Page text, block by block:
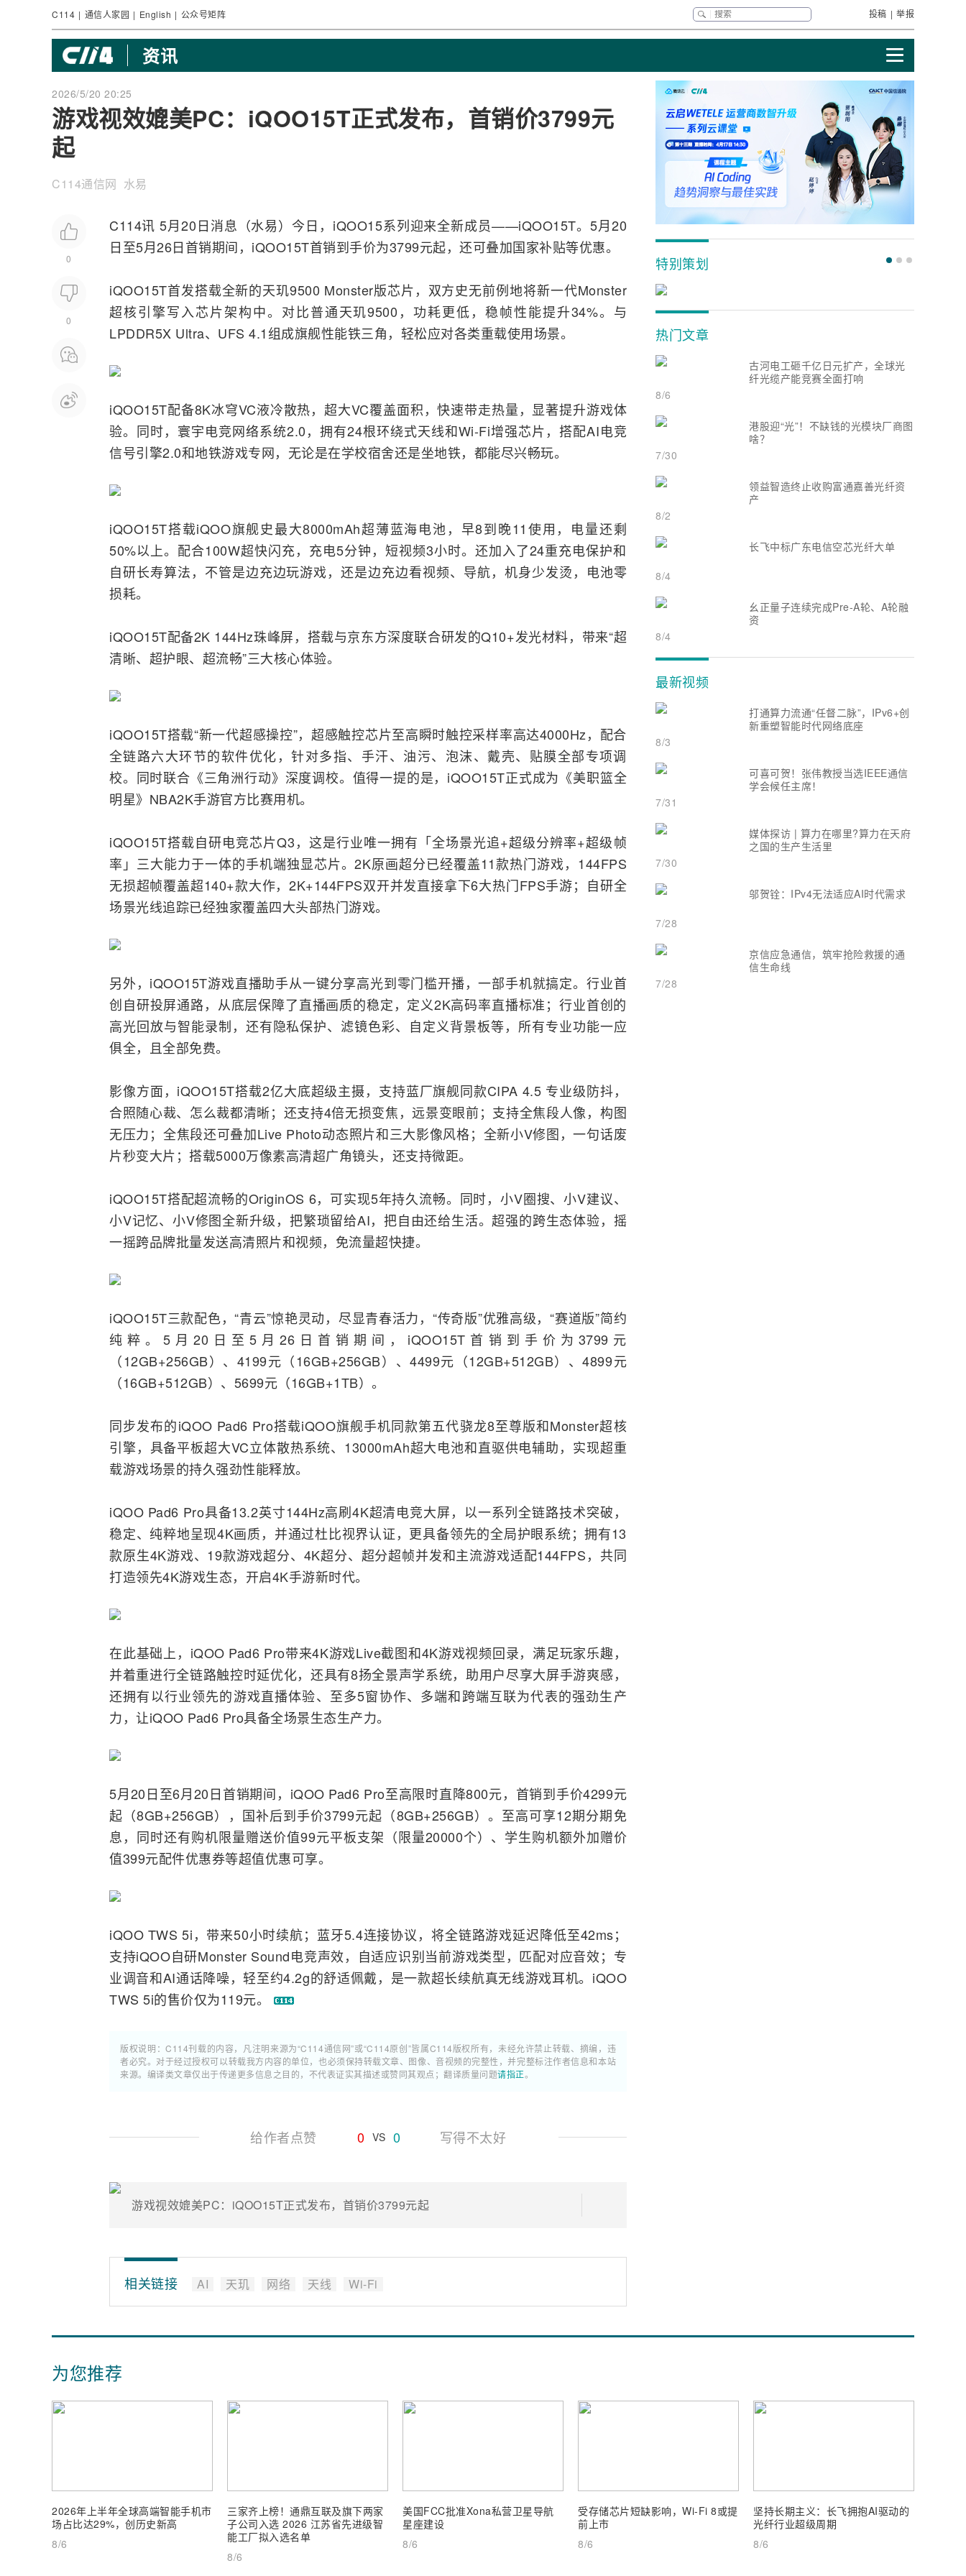
C114 | 通信人家园 | English | 公众号矩阵 投稿 | 举报
资讯
2026/5/20 20:25
游戏视效媲美PC：iQOO15T正式发布，首销价3799元
起
C114通信网 水易
0
0
C114讯 5月20日消息（水易）今日，iQOO15系列迎来全新成员——iQOO15T。5月20
日至5月26日首销期间，iQOO15T首销到手价为3799元起，还可叠加国家补贴等优惠。
iQOO15T首发搭载全新的天玑9500 Monster版芯片，双方史无前例地将新一代Monster
超核引擎写入芯片架构中。对比普通天玑9500，功耗更低，稳帧性能提升34%。与
LPDDR5X Ultra、UFS 4.1组成旗舰性能铁三角，轻松应对各类重载使用场景。
iQOO15T配备8K冰穹VC液冷散热，超大VC覆盖面积，快速带走热量，显著提升游戏体
验。同时，寰宇电竞网络系统2.0，拥有24根环绕式天线和Wi-Fi增强芯片，搭配AI电竞
信号引擎2.0和地铁游戏专网，无论是在学校宿舍还是坐地铁，都能尽兴畅玩。
iQOO15T搭载iQOO旗舰史最大8000mAh超薄蓝海电池，早8到晚11使用，电量还剩
50%以上。配合100W超快闪充，充电5分钟，短视频3小时。还加入了24重充电保护和
自研长寿算法，不管是边充边玩游戏，还是边充边看视频、导航，机身少发烫，电池零
损耗。
iQOO15T配备2K 144Hz珠峰屏，搭载与京东方深度联合研发的Q10+发光材料，带来“超
清晰、超护眼、超流畅”三大核心体验。
iQOO15T搭载“新一代超感操控”，超感触控芯片至高瞬时触控采样率高达4000Hz，配合
全链路六大环节的软件优化，针对多指、手汗、油污、泡沫、戴壳、贴膜全部专项调
校。同时联合《三角洲行动》深度调校。值得一提的是，iQOO15T正式成为《美职篮全
明星》NBA2K手游官方比赛用机。
iQOO15T搭载自研电竞芯片Q3，这是行业唯一拥有「全场景光追+超级分辨率+超级帧
率」三大能力于一体的手机端独显芯片。2K原画超分已经覆盖11款热门游戏，144FPS
无损超帧覆盖超140+款大作，2K+144FPS双开并发直接拿下6大热门FPS手游；自研全
场景光线追踪已经独家覆盖四大头部热门游戏。
另外，iQOO15T游戏直播助手从一键分享高光到零门槛开播，一部手机就搞定。行业首
创自研投屏通路，从底层保障了直播画质的稳定，定义2K高码率直播标准；行业首创的
高光回放与智能录制，还有隐私保护、滤镜色彩、自定义背景板等，所有专业功能一应
俱全，且全部免费。
影像方面，iQOO15T搭载2亿大底超级主摄，支持蓝厂旗舰同款CIPA 4.5 专业级防抖，
合照随心裁、怎么裁都清晰；还支持4倍无损变焦，远景变眼前；支持全焦段人像，构图
无压力；全焦段还可叠加Live Photo动态照片和三大影像风格；全新小V修图，一句话废
片秒变大片；搭载5000万像素高清超广角镜头，还支持微距。
iQOO15T搭配超流畅的OriginOS 6，可实现5年持久流畅。同时，小V圈搜、小V建议、
小V记忆、小V修图全新升级，把繁琐留给AI，把自由还给生活。超强的跨生态体验，摇
一摇跨品牌批量发送高清照片和视频，免流量超快捷。
iQOO15T三款配色，“青云”惊艳灵动，尽显青春活力，“传奇版”优雅高级，“赛道版”简约
纯粹。5月20日至5月26日首销期间，iQOO15T首销到手价为3799元
（12GB+256GB）、4199元（16GB+256GB）、4499元（12GB+512GB）、4899元
（16GB+512GB）、5699元（16GB+1TB）。
同步发布的iQOO Pad6 Pro搭载iQOO旗舰手机同款第五代骁龙8至尊版和Monster超核
引擎，具备平板超大VC立体散热系统、13000mAh超大电池和直驱供电辅助，实现超重
载游戏场景的持久强劲性能释放。
iQOO Pad6 Pro具备13.2英寸144Hz高刷4K超清电竞大屏，以一系列全链路技术突破，
稳定、纯粹地呈现4K画质，并通过杜比视界认证，更具备领先的全局护眼系统；拥有13
款原生4K游戏、19款游戏超分、4K超分、超分超帧并发和主流游戏适配144FPS，共同
打造领先4K游戏生态，开启4K手游新时代。
在此基础上，iQOO Pad6 Pro带来4K游戏Live截图和4K游戏视频回录，满足玩家乐趣，
并着重进行全链路触控时延优化，还具有8扬全景声学系统，助用户尽享大屏手游爽感，
还拥有以行业领先的游戏直播体验、至多5窗协作、多端和跨端互联为代表的强劲生产
力，让iQOO Pad6 Pro具备全场景生态生产力。
5月20日至6月20日首销期间，iQOO Pad6 Pro至高限时直降800元，首销到手价4299元
起（8GB+256GB），国补后到手价3799元起（8GB+256GB）。至高可享12期分期免
息，同时还有购机限量赠送价值99元平板支架（限量20000个）、学生购机额外加赠价
值399元配件优惠券等超值优惠可享。
iQOO TWS 5i，带来50小时续航； 蓝牙5.4连接协议，将全链路游戏延迟降低至42ms；
支持iQOO自研Monster Sound电竞声效，自适应识别当前游戏类型，匹配对应音效；专
业调音和AI通话降噪，轻至约4.2g的舒适佩戴，是一款超长续航真无线游戏耳机。iQOO
TWS 5i的售价仅为119元。
版权说明：C114刊载的内容，凡注明来源为“C114通信网”或“C114原创”皆属C114版权所有，未经允许禁止转载、摘编，违
者必究。对于经过授权可以转载我方内容的单位，也必须保持转载文章、图像、音视频的完整性，并完整标注作者信息和本站
来源。编译类文章仅出于传递更多信息之目的，不代表证实其描述或赞同其观点；翻译质量问题请指正。
给作者点赞 0 VS 0 写得不太好
游戏视效媲美PC：iQOO15T正式发布，首销价3799元起
相关链接 AI 天玑 网络 天线 Wi-Fi
特别策划
热门文章
古河电工砸千亿日元扩产，全球光
纤光缆产能竞赛全面打响
8/6
港股迎“光”！不缺钱的光模块厂商图
啥？
7/30
领益智造终止收购富通嘉善光纤资
产
8/2
长飞中标广东电信空芯光纤大单
8/4
幺正量子连续完成Pre-A轮、A轮融
资
8/4
最新视频
打通算力流通“任督二脉”，IPv6+创
新重塑智能时代网络底座
8/3
可喜可贺！张伟教授当选IEEE通信
学会候任主席！
7/31
媒体探访 | 算力在哪里?算力在天府
之国的生产生活里
7/30
邬贺铨：IPv4无法适应AI时代需求
7/28
京信应急通信，筑牢抢险救援的通
信生命线
7/28
为您推荐
2026年上半年全球高端智能手机市
场占比达29%，创历史新高
8/6
三家齐上榜！通鼎互联及旗下两家
子公司入选 2026 江苏省先进级智
能工厂拟入选名单
8/6
美国FCC批准Xona私营卫星导航
星座建设
8/6
受存储芯片短缺影响，Wi-Fi 8或提
前上市
8/6
坚持长期主义：长飞拥抱AI驱动的
光纤行业超级周期
8/6